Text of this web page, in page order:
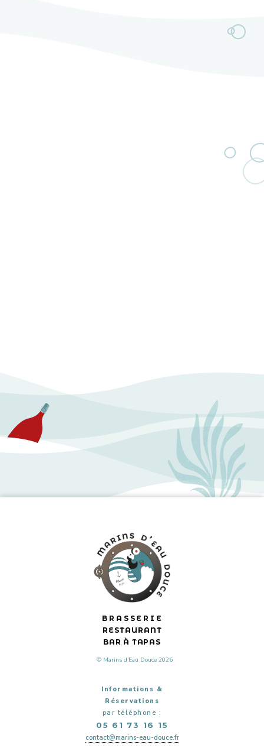
BRASSERIE
RESTAURANT
BAR À TAPAS
© Marins d’Eau Douce 2026
Informations &
Réservations
par téléphone :
05 61 73 16 15
contact@marins-eau-douce.fr